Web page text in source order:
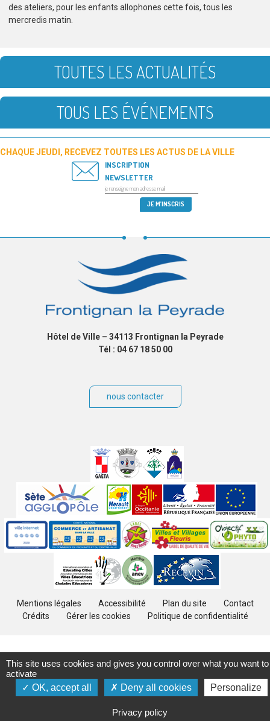
des ateliers, pour les enfants allophones cette fois, tous les
mercredis matin.
TOUTES LES ACTUALITÉS
TOUS LES ÉVÉNEMENTS
CHAQUE JEUDI, RECEVEZ TOUTES LES ACTUS DE LA VILLE
INSCRIPTION
NEWSLETTER
Hôtel de Ville – 34113 Frontignan la Peyrade
Tél : 04 67 18 50 00
nous contacter
partenaires
Labels
Mentions légales Accessibilité Plan du site
Contact
Crédits
Gérer les cookies Politique de confidentialité
This site uses cookies and gives you control over what you want to
activate
OK, accept all
Deny all cookies Personalize
Privacy policy